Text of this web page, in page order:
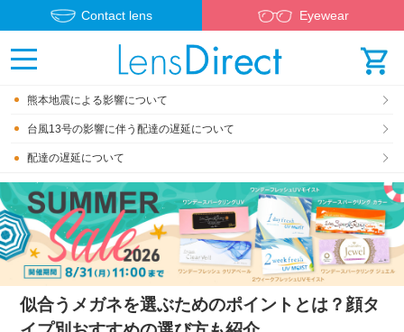
Contact lens Eyewear
熊本地震による影響について
台風13号の影響に伴う配達の遅延について
配達の遅延について
似合うメガネを選ぶためのポイントとは？顔タ